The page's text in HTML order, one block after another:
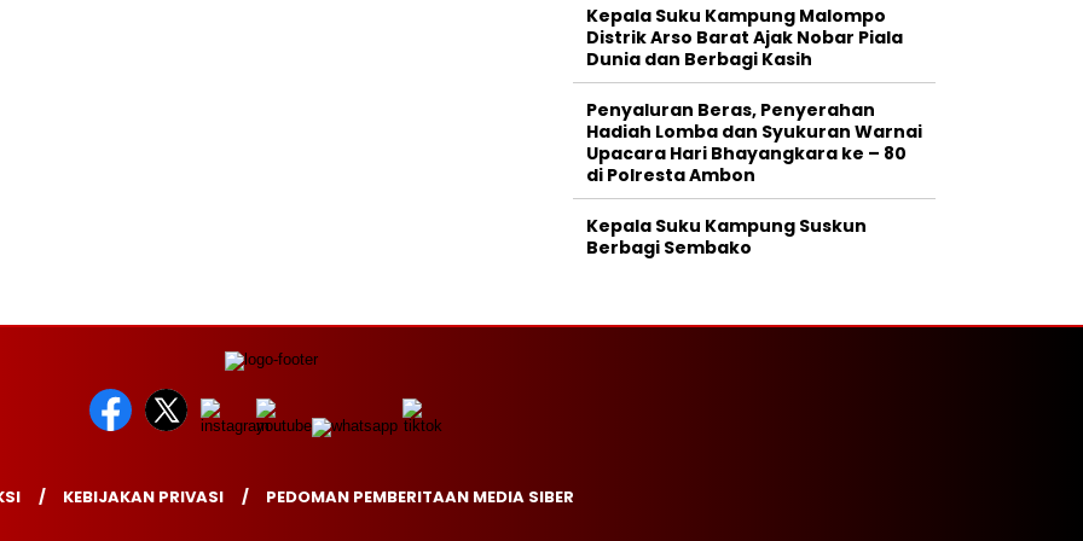
Kepala Suku Kampung Malompo
Distrik Arso Barat Ajak Nobar Piala
Dunia dan Berbagi Kasih
Penyaluran Beras, Penyerahan
Hadiah Lomba dan Syukuran Warnai
Upacara Hari Bhayangkara ke – 80
di Polresta Ambon
Kepala Suku Kampung Suskun
Berbagi Sembako
KEBIJAKAN PRIVASI PEDOMAN PEMBERITAAN MEDIA SIBER